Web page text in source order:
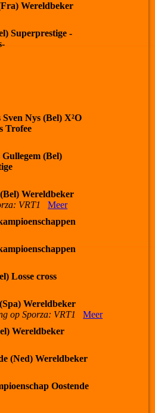
Wereldbeker
Superprestige -
Nys (Bel) X²O
Trofee
Gullegem (Bel)
Wereldbeker
VRT1
Meer
Losse cross
Wereldbeker
op Sporza: VRT1
Meer
Wereldbeker
(Ned) Wereldbeker
Oostende